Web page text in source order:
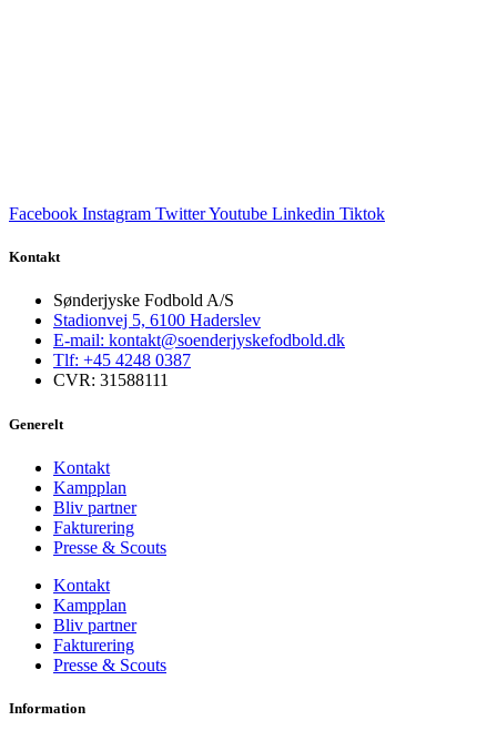
Facebook Instagram TwitterYoutube Linkedin Tiktok
Kontakt
Sønderjyske Fodbold A/S
Stadionvej 5, 6100 Haderslev
E-mail: kontakt@soenderjyskefodbold.dk
Tlf: +45 4248 0387
CVR: 31588111
Generelt
Kontakt
Kampplan
Bliv partner
Fakturering
Presse & Scouts
Kontakt
Kampplan
Bliv partner
Fakturering
Presse & Scouts
Information